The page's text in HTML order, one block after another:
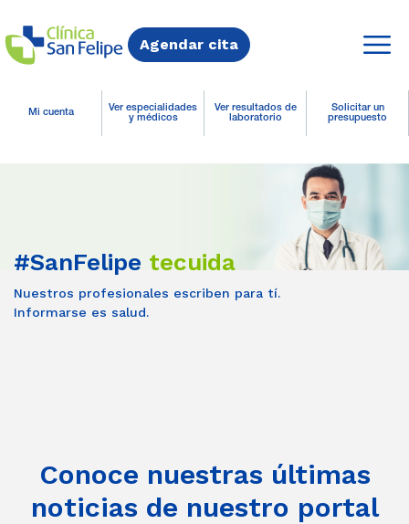
Agendar cita
Mi cuenta
Ver especialidades
y médicos
Ver resultados de
laboratorio
Solicitar un
presupuesto
#SanFelipe tecuida
Nuestros profesionales escriben para tí.
Informarse es salud.
Conoce nuestras últimas
noticias de nuestro portal